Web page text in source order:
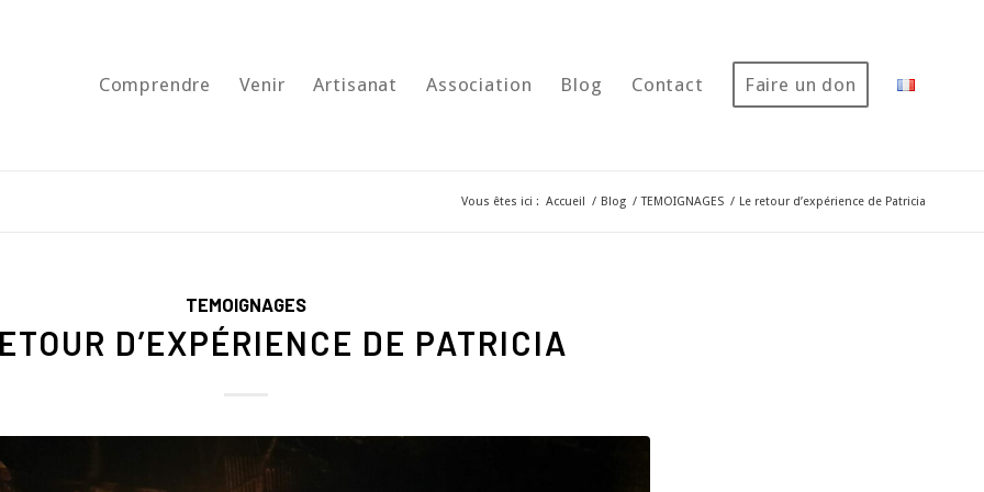
Comprendre Venir Artisanat Association Blog Contact Faire un don
Vous êtes ici : Accueil / Blog / TEMOIGNAGES / Le retour d’expérience de Patricia
TEMOIGNAGES
D’EXPÉRIENCE DE PATRICIA